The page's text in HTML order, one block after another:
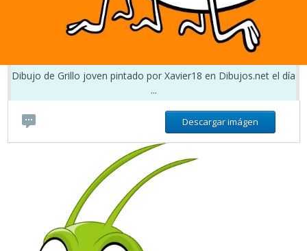
Dibujo de Grillo joven pintado por Xavier18 en Dibujos.net el día
...
Descargar imágen